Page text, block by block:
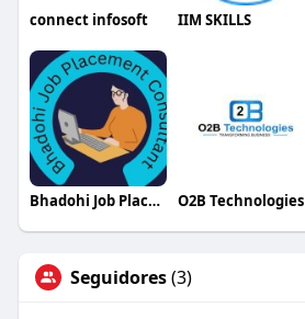
connect infosoft IIM SKILLS
Bhadohi Job Placement Consultant O2B Technologies
Seguidores(3)